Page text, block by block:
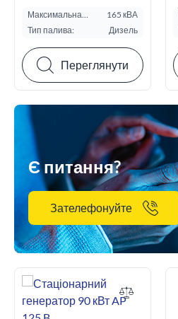
Максимальна
потужність ESP, кВА:
165 кВА
Тип палива:
Дизель
Переглянути
Є питання?
Зателефонуйте